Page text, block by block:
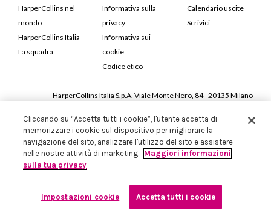
HarperCollins nel
mondo
HarperCollins Italia
La squadra
Informativa sulla
privacy
Informativa sui
cookie
Codice etico
Calendario uscite
Scrivici
HarperCollins Italia S.p.A. Viale Monte Nero, 84 - 20135 Milano
Iscritta in Milano al Registro delle imprese nr.198004 e REA nr.1051898
Cliccando su “Accetta tutti i cookie”, l'utente accetta di
memorizzare i cookie sul dispositivo per migliorare la
navigazione del sito, analizzare l'utilizzo del sito e assistere
nelle nostre attività di marketing. Maggiori informazioni
sulla tua privacy
Impostazioni cookie Accetta tutti i cookie